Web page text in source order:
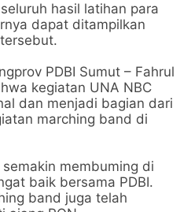
hasil latihan para
dapat ditampilkan
PDBI Sumut – Fahrul
kegiatan UNA NBC
dan menjadi bagian dari
marching band di
membuming di
baik bersama PDBI.
band juga telah